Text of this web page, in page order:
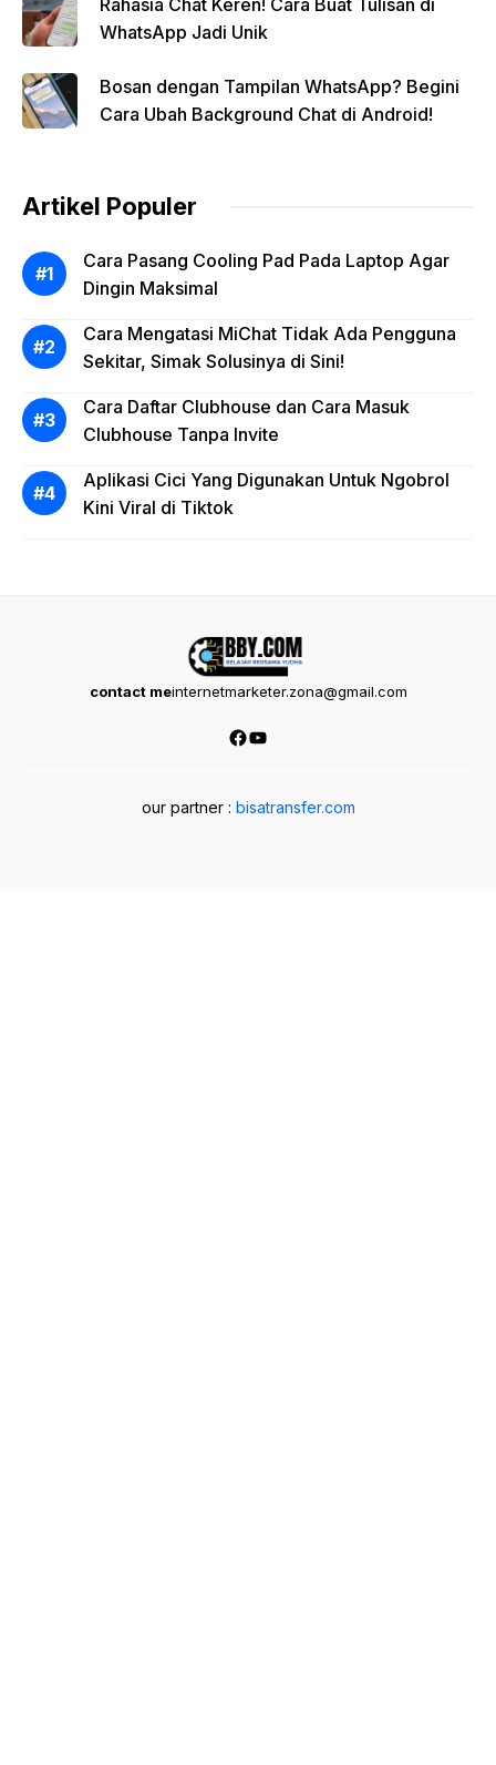
Rahasia Chat Keren! Cara Buat Tulisan di
WhatsApp Jadi Unik
Bosan dengan Tampilan WhatsApp? Begini
Cara Ubah Background Chat di Android!
Artikel Populer
Cara Pasang Cooling Pad Pada Laptop Agar
Dingin Maksimal
Cara Mengatasi MiChat Tidak Ada Pengguna
Sekitar, Simak Solusinya di Sini!
Cara Daftar Clubhouse dan Cara Masuk
Clubhouse Tanpa Invite
Aplikasi Cici Yang Digunakan Untuk Ngobrol
Kini Viral di Tiktok
contact meinternetmarketer.zona@gmail.com
Facebook
YouTube
our partner : bisatransfer.com